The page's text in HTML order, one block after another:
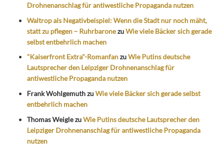
Drohnenanschlag für antiwestliche Propaganda nutzen
Waltrop als Negativbeispiel: Wenn die Stadt nur noch mäht,
statt zu pflegen – RuhrbaronezuWie viele Bäcker sich gerade
selbst entbehrlich machen
"Kaiserfront Extra"-RomanfanzuWie Putins deutsche
Lautsprecher den Leipziger Drohnenanschlag für
antiwestliche Propaganda nutzen
Frank WohlgemuthzuWie viele Bäcker sich gerade selbst
entbehrlich machen
Thomas WeiglezuWie Putins deutsche Lautsprecher den
Leipziger Drohnenanschlag für antiwestliche Propaganda
nutzen